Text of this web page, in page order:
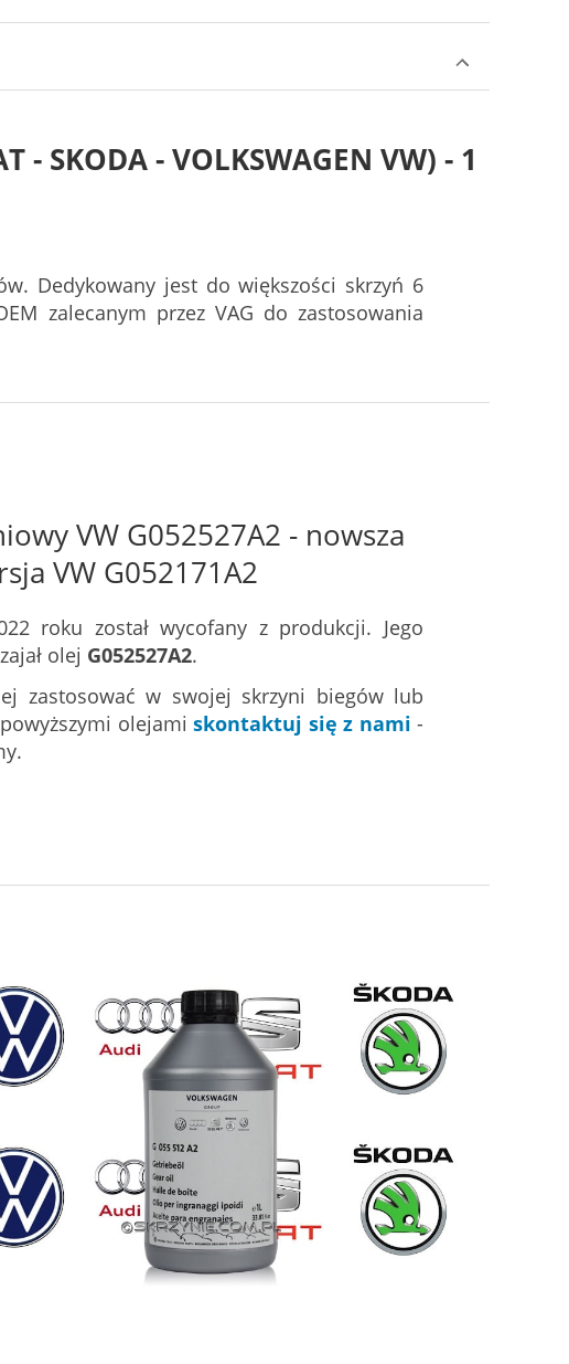
SKODA - VOLKSWAGEN VW) - 1
Dedykowany jest do większości skrzyń 6
zalecanym przez VAG do zastosowania
VW G052527A2 - nowsza
VW G052171A2
roku został wycofany z produkcji. Jego
olej G052527A2.
zastosować w swojej skrzyni biegów lub
olejamiskontaktuj się z nami -